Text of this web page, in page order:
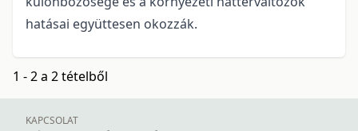
hatásai együttesen okozzák.
1 - 2 a 2 tételből
KAPCSOLAT